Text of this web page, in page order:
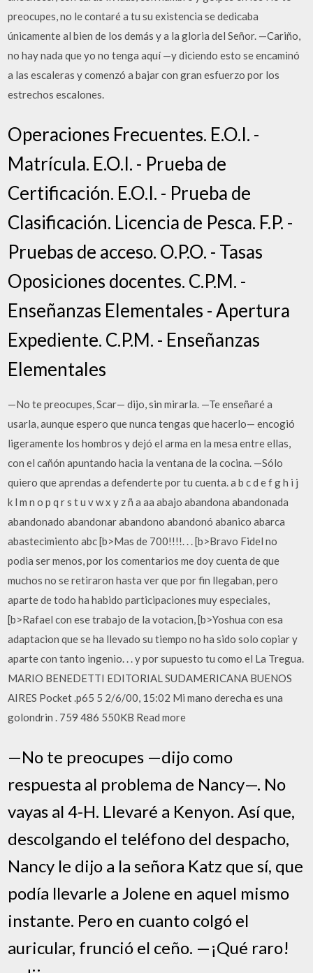
preocupes, no le contaré a tu su existencia se dedicaba
únicamente al bien de los demás y a la gloria del Señor. —Cariño,
no hay nada que yo no tenga aquí —y diciendo esto se encaminó
a las escaleras y comenzó a bajar con gran esfuerzo por los
estrechos escalones.
Operaciones Frecuentes. E.O.I. -
Matrícula. E.O.I. - Prueba de
Certificación. E.O.I. - Prueba de
Clasificación. Licencia de Pesca. F.P. -
Pruebas de acceso. O.P.O. - Tasas
Oposiciones docentes. C.P.M. -
Enseñanzas Elementales - Apertura
Expediente. C.P.M. - Enseñanzas
Elementales
—No te preocupes, Scar— dijo, sin mirarla. —Te enseñaré a
usarla, aunque espero que nunca tengas que hacerlo— encogió
ligeramente los hombros y dejó el arma en la mesa entre ellas,
con el cañón apuntando hacia la ventana de la cocina. —Sólo
quiero que aprendas a defenderte por tu cuenta. a b c d e f g h i j
k l m n o p q r s t u v w x y z ñ a aa abajo abandona abandonada
abandonado abandonar abandono abandonó abanico abarca
abastecimiento abc [b>Mas de 700!!!!. . . [b>Bravo Fidel no
podia ser menos, por los comentarios me doy cuenta de que
muchos no se retiraron hasta ver que por fin llegaban, pero
aparte de todo ha habido participaciones muy especiales,
[b>Rafael con ese trabajo de la votacion, [b>Yoshua con esa
adaptacion que se ha llevado su tiempo no ha sido solo copiar y
aparte con tanto ingenio. . . y por supuesto tu como el La Tregua.
MARIO BENEDETTI EDITORIAL SUDAMERICANA BUENOS
AIRES Pocket .p65 5 2/6/00, 15:02 Mi mano derecha es una
golondrin . 759 486 550KB Read more
—No te preocupes —dijo como
respuesta al problema de Nancy—. No
vayas al 4-H. Llevaré a Kenyon. Así que,
descolgando el teléfono del despacho,
Nancy le dijo a la señora Katz que sí, que
podía llevarle a Jolene en aquel mismo
instante. Pero en cuanto colgó el
auricular, frunció el ceño. —¡Qué raro!